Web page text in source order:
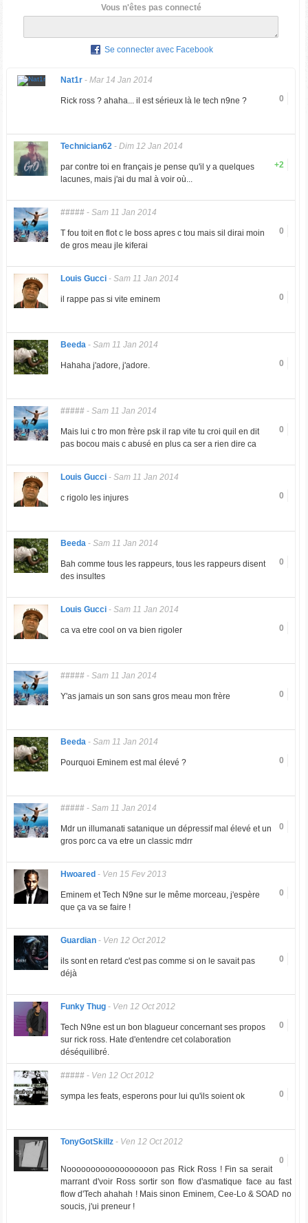
Vous n'êtes pas connecté
Se connecter avec Facebook
Nat1r- Mar 14 Jan 2014
0
Rick ross ? ahaha... il est sérieux là le tech n9ne ?
Technician62- Dim 12 Jan 2014
+2
par contre toi en français je pense qu'il y a quelques
lacunes, mais j'ai du mal à voir où...
#####- Sam 11 Jan 2014
0
T fou toit en flot c le boss apres c tou mais sil dirai moin
de gros meau jle kiferai
Louis Gucci- Sam 11 Jan 2014
0
il rappe pas si vite eminem
Beeda- Sam 11 Jan 2014
0
Hahaha j'adore, j'adore.
#####- Sam 11 Jan 2014
0
Mais lui c tro mon frère psk il rap vite tu croi quil en dit
pas bocou mais c abusé en plus ca ser a rien dire ca
Louis Gucci- Sam 11 Jan 2014
0
c rigolo les injures
Beeda- Sam 11 Jan 2014
0
Bah comme tous les rappeurs, tous les rappeurs disent
des insultes
Louis Gucci- Sam 11 Jan 2014
0
ca va etre cool on va bien rigoler
#####- Sam 11 Jan 2014
0
Y'as jamais un son sans gros meau mon frère
Beeda- Sam 11 Jan 2014
0
Pourquoi Eminem est mal élevé ?
#####- Sam 11 Jan 2014
0
Mdr un illumanati satanique un dépressif mal élevé et un
gros porc ca va etre un classic mdrr
Hwoared - Ven 15 Fev 2013
0
Eminem et Tech N9ne sur le même morceau, j'espère
que ça va se faire !
Guardian- Ven 12 Oct 2012
0
ils sont en retard c'est pas comme si on le savait pas
déjà
Funky Thug- Ven 12 Oct 2012
0
Tech N9ne est un bon blagueur concernant ses propos
sur rick ross. Hate d'entendre cet colaboration
déséquilibré.
#####- Ven 12 Oct 2012
0
sympa les feats, esperons pour lui qu'ils soient ok
TonyGotSkillz- Ven 12 Oct 2012
0
Noooooooooooooooooon pas Rick Ross ! Fin sa serait
marrant d'voir Ross sortir son flow d'asmatique face au fast
flow d'Tech ahahah ! Mais sinon Eminem, Cee-Lo & SOAD no
soucis, j'ui preneur !